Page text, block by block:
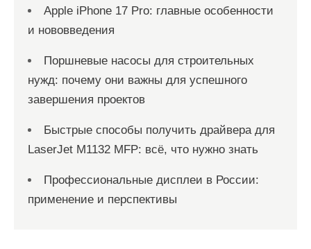
Apple iPhone 17 Pro: главные особенности
и нововведения
Поршневые насосы для строительных
нужд: почему они важны для успешного
завершения проектов
Быстрые способы получить драйвера для
LaserJet M1132 MFP: всё, что нужно знать
Профессиональные дисплеи в России:
применение и перспективы